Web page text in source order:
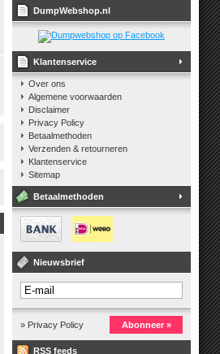
DumpWebshop.nl
Klantenservice
Over ons
Algemene voorwaarden
Disclaimer
Privacy Policy
Betaalmethoden
Verzenden & retourneren
Klantenservice
Sitemap
Betaalmethoden
Nieuwsbrief
» Privacy Policy Abonneer »
RSS feeds